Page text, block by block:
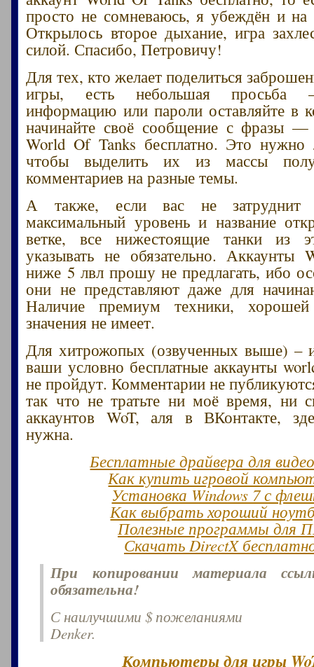
просто не сомневаюсь, я убеждён и на
Открылось второе дыхание, игра
силой. Спасибо, Петровичу!
Для тех, кто желает поделиться
игры, есть небольшая просьба
информацию или пароли оставляйте в
начинайте своё сообщение с фразы —
World Of Tanks бесплатно. Это нужно
чтобы выделить их из массы
комментариев на разные темы.
А также, если вас не затруднит
максимальный уровень и название
ветке, все нижестоящие танки из
указывать не обязательно. Аккаунты
ниже 5 лвл прошу не предлагать, ибо
они не представляют даже для
Наличие премиум техники, хорошей
значения не имеет.
Для хитрожопых (озвученных выше) –
ваши условно бесплатные аккаунты
не пройдут. Комментарии не
так что не тратьте ни моё время, ни
аккаунтов WoT, аля в ВКонтакте,
нужна.
Бесплатные драйвера для
Как купить игровой
Установка Windows 7 с
Как выбрать хороший
Полезные программы для
Скачать DirectX
При копировании материала
обязательна!
С наилучшими $ пожеланиями
Denker.
Компьютеры для игры